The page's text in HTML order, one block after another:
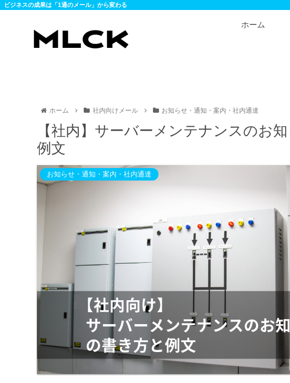
ビジネスの成果は「1通のメール」から変わる
ホーム
ホーム 社内向けメール お知らせ・通知・案内・社内通達
【社内】サーバーメンテナンスのお
例文
お知らせ・通知・案内・社内通達